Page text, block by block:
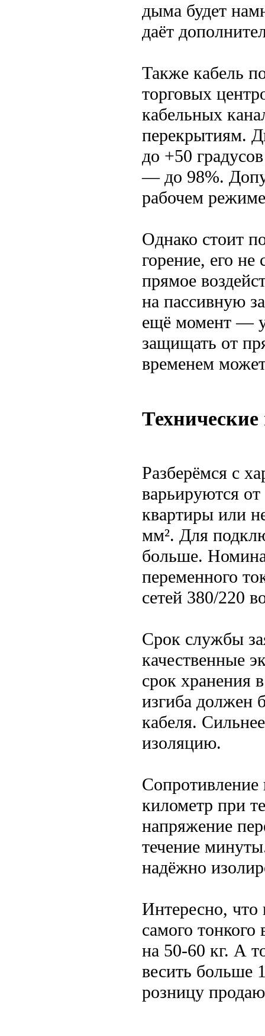
дыма будет
даёт
Также кабель
торговых
кабельных
перекрытиям.
до +50
— до 98%.
рабочем
Однако стоит
горение, его не
прямое
на пассивную
ещё момент —
защищать от
временем может
Разберёмся с
варьируются
квартиры или
мм². Для
больше.
переменного
сетей 380/220
Срок службы
качественные
срок хранения
изгиба должен
кабеля.
изоляцию.
километр при
напряжение
течение
надёжно
Интересно, что
самого
на 50-60 кг. А
весить больше
розницу